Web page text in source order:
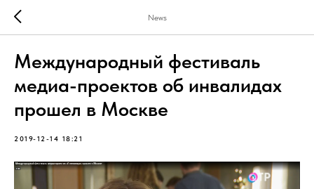
News
Международный фестиваль
медиа-проектов об инвалидах
прошел в Москве
2019-12-14 18:21